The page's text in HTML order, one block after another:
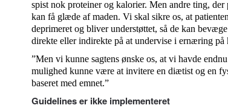
spist nok proteiner og kalorier. Men andre ting,
kan få glæde af maden. Vi skal sikre os, at
deprimeret og bliver understøttet, så de kan
direkte eller indirekte på at undervise i ernæring på
”Men vi kunne sagtens ønske os, at vi havde
mulighed kunne være at invitere en diætist og en
baseret med emnet.”
Guidelines er ikke implementeret